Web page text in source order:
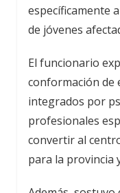
específicamente
de jóvenes
El funcionario
conformación de
integrados por
profesionales
convertir al
para la provincia